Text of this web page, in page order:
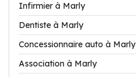
Infirmier à Marly
Dentiste à Marly
Concessionnaire auto à Marly
Association à Marly